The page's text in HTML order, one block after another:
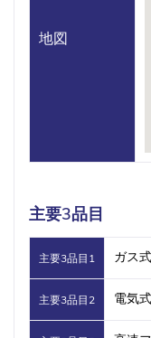
地図
主要3品目
主要3品目1 ガス
主要3品目2 電気